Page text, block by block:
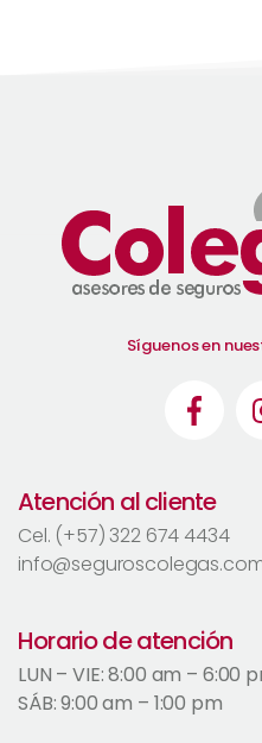
Síguenos en
Atención al cliente
Cel. (+57) 322 674 4434
Horario de atención
LUN – VIE: 8:00 am – 6:00
SÁB: 9:00 am – 1:00 pm